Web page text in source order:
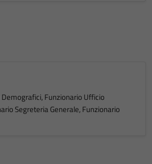
Funzionario Ufficio
Segreteria Generale, Funzionario